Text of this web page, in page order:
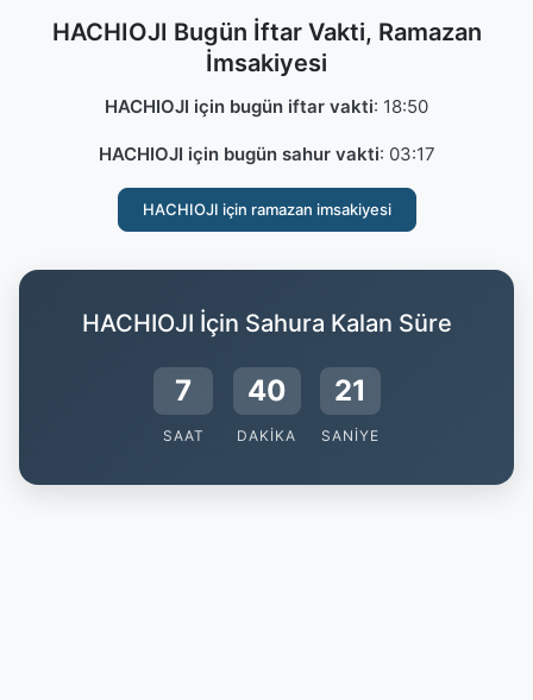
HACHIOJI Bugün İftar Vakti, Ramazan
İmsakiyesi
HACHIOJI için bugün iftar vakti: 18:50
HACHIOJI için bugün sahur vakti: 03:17
HACHIOJI için ramazan imsakiyesi
HACHIOJI İçin Sahura Kalan Süre
7
SAAT
40
DAKIKA
20
SANIYE